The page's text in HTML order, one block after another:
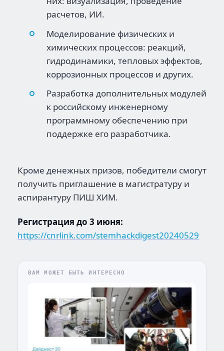
расчетов, ИИ.
Моделирование физических и
химических процессов: реакций,
гидродинамики, тепловых эффектов,
коррозионных процессов и других.
Разработка дополнительных модулей
к российскому инженерному
программному обеспечению при
поддержке его разработчика.
Кроме денежных призов, победители смогут
получить приглашение в магистратуру и
аспирантуру ПИШ ХИМ.
Регистрация до 3 июня:
https://cnrlink.com/stemhackdigest20240529
ВАМ МОЖЕТ БЫТЬ ИНТЕРЕСНО